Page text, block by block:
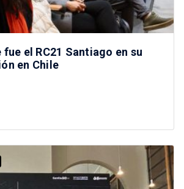
fue el RC21 Santiago en su
en Chile